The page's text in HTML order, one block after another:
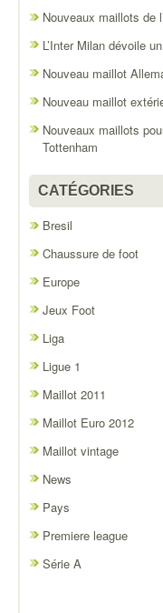
Nouveaux maillots de
L’Inter Milan dévoile
Nouveau maillot
Nouveau maillot
Nouveaux maillots
Tottenham
CATÉGORIES
Bresil
Chaussure de foot
Europe
Jeux Foot
Liga
Ligue 1
Maillot 2011
Maillot Euro 2012
Maillot vintage
News
Pays
Premiere league
Série A